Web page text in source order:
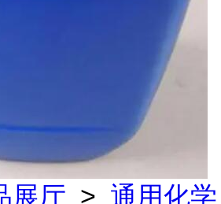
展厅 > 通用化学